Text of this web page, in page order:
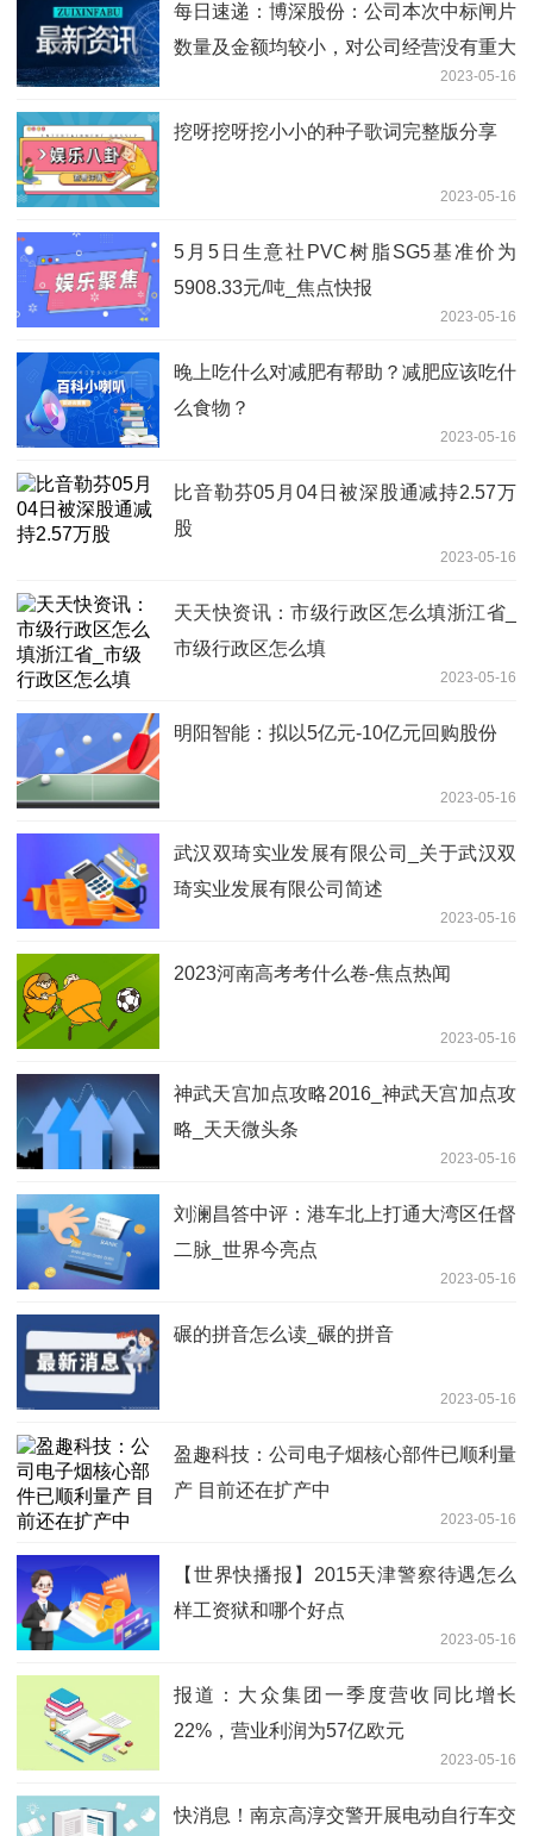
每日速递：博深股份：公司本次中标闸片
数量及金额均较小，对公司经营没有重大
2023-05-16
挖呀挖呀挖小小的种子歌词完整版分享
2023-05-16
5月5日生意社PVC树脂SG5基准价为
5908.33元/吨_焦点快报
2023-05-16
晚上吃什么对减肥有帮助？减肥应该吃什
么食物？
2023-05-16
比音勒芬05月04日被深股通减持2.57万
股
2023-05-16
天天快资讯：市级行政区怎么填浙江省_
市级行政区怎么填
2023-05-16
明阳智能：拟以5亿元-10亿元回购股份
2023-05-16
武汉双琦实业发展有限公司_关于武汉双
琦实业发展有限公司简述
2023-05-16
2023河南高考考什么卷-焦点热闻
2023-05-16
神武天宫加点攻略2016_神武天宫加点攻
略_天天微头条
2023-05-16
刘澜昌答中评：港车北上打通大湾区任督
二脉_世界今亮点
2023-05-16
碾的拼音怎么读_碾的拼音
2023-05-16
盈趣科技：公司电子烟核心部件已顺利量
产 目前还在扩产中
2023-05-16
【世界快播报】2015天津警察待遇怎么
样工资狱和哪个好点
2023-05-16
报道：大众集团一季度营收同比增长
22%，营业利润为57亿欧元
2023-05-16
快消息！南京高淳交警开展电动自行车交